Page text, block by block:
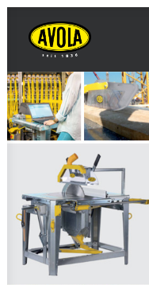
AVOLA
INNOVAZIONI / NOTIZIE
EVENTI / FIERE
PRODOTTI